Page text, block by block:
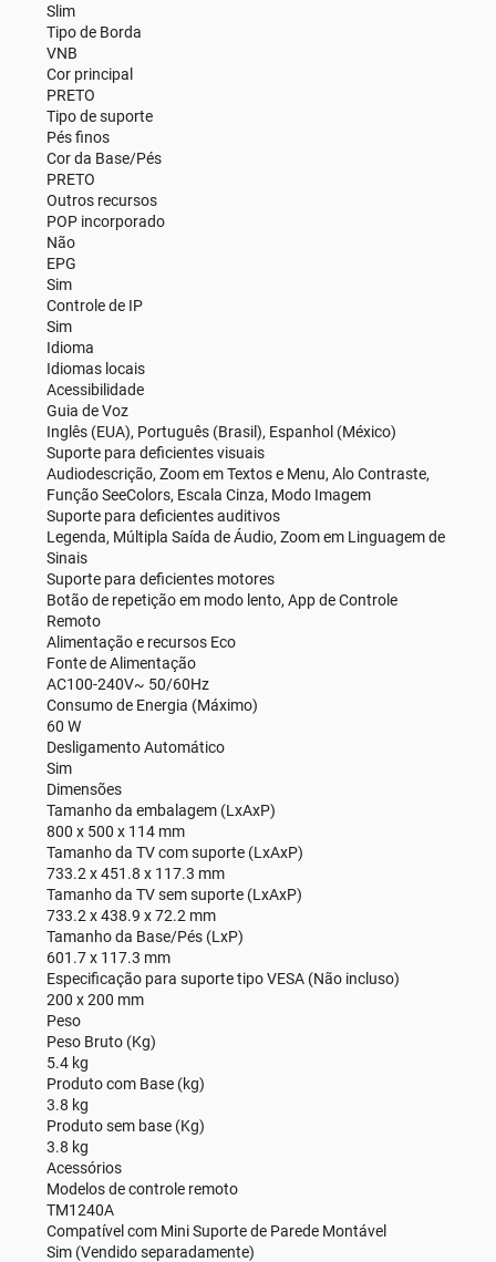
Slim
Tipo de Borda
VNB
Cor principal
PRETO
Tipo de suporte
Pés finos
Cor da Base/Pés
PRETO
Outros recursos
POP incorporado
Não
EPG
Sim
Controle de IP
Sim
Idioma
Idiomas locais
Acessibilidade
Guia de Voz
Inglês (EUA), Português (Brasil), Espanhol (México)
Suporte para deficientes visuais
Audiodescrição, Zoom em Textos e Menu, Alo Contraste,
Função SeeColors, Escala Cinza, Modo Imagem
Suporte para deficientes auditivos
Legenda, Múltipla Saída de Áudio, Zoom em Linguagem de
Sinais
Suporte para deficientes motores
Botão de repetição em modo lento, App de Controle
Remoto
Alimentação e recursos Eco
Fonte de Alimentação
AC100-240V~ 50/60Hz
Consumo de Energia (Máximo)
60 W
Desligamento Automático
Sim
Dimensões
Tamanho da embalagem (LxAxP)
800 x 500 x 114 mm
Tamanho da TV com suporte (LxAxP)
733.2 x 451.8 x 117.3 mm
Tamanho da TV sem suporte (LxAxP)
733.2 x 438.9 x 72.2 mm
Tamanho da Base/Pés (LxP)
601.7 x 117.3 mm
Especificação para suporte tipo VESA (Não incluso)
200 x 200 mm
Peso
Peso Bruto (Kg)
5.4 kg
Produto com Base (kg)
3.8 kg
Produto sem base (Kg)
3.8 kg
Acessórios
Modelos de controle remoto
TM1240A
Compatível com Mini Suporte de Parede Montável
Sim (Vendido separadamente)